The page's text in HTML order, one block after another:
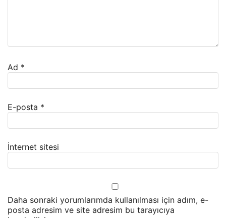
Ad *
E-posta *
İnternet sitesi
Daha sonraki yorumlarımda kullanılması için adım, e-
posta adresim ve site adresim bu tarayıcıya